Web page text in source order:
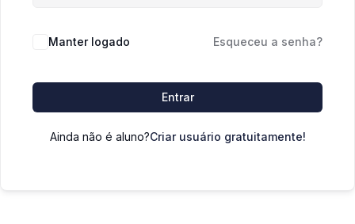
Manter logado Esqueceu a senha?
Entrar
Ainda não é aluno?Criar usuário gratuitamente!